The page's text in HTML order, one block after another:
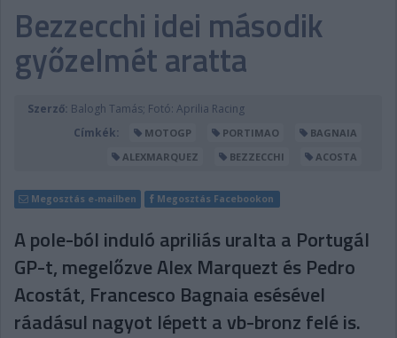
PODCAST
SHOP
TIPPJÁTÉK
DIGITÁLIS MAGAZIN
PONTÁLLÁSOK
Bezzecchi idei második
győzelmét aratta
Szerző: Balogh Tamás; Fotó: Aprilia Racing
Címkék:
MOTOGP PORTIMAO
BAGNAIA
ALEXMARQUEZ
BEZZECCHI ACOSTA
Megosztás e-mailben Megosztás Facebookon
A pole-ból induló apriliás uralta a Portugál
GP-t, megelőzve Alex Marquezt és Pedro
Acostát, Francesco Bagnaia esésével
ráadásul nagyot lépett a vb-bronz felé is.